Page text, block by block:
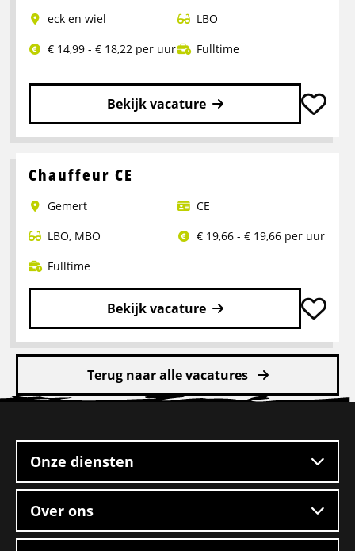
Stukgoed
|
Assen
eck en wiel
LBO
€ 14,99 - € 18,22 per uur
Fulltime
Bekijk vacature
Lees
over
met
doorgroeimogelijkheid
rijbewijs
Chauffeur CE
Gemert
CE
LBO, MBO
€ 19,66 - € 19,66 per uur
Fulltime
Bekijk vacature
Lees
meer
Chauffeur
Terug naar alle vacatures
footer
Onze diensten
Over ons